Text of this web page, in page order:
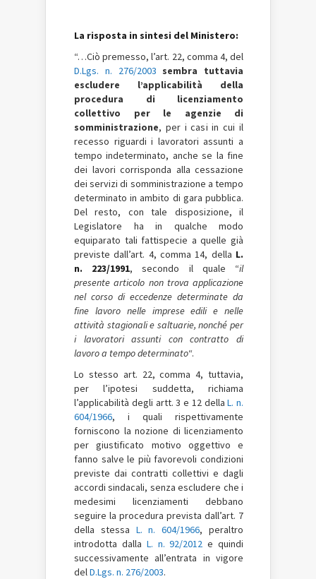
La risposta in sintesi del Ministero:
“…Ciò premesso, l’art. 22, comma 4, del
D.Lgs. n. 276/2003 sembra tuttavia
escludere l’applicabilità della
procedura di licenziamento
collettivo per le agenzie di
somministrazione, per i casi in cui il
recesso riguardi i lavoratori assunti a
tempo indeterminato, anche se la fine
dei lavori corrisponda alla cessazione
dei servizi di somministrazione a tempo
determinato in ambito di gara pubblica.
Del resto, con tale disposizione, il
Legislatore ha in qualche modo
equiparato tali fattispecie a quelle già
previste dall’art. 4, comma 14, della L.
n. 223/1991, secondo il quale “il
presente articolo non trova applicazione
nel corso di eccedenze determinate da
fine lavoro nelle imprese edili e nelle
attività stagionali e saltuarie, nonché per
i lavoratori assunti con contratto di
lavoro a tempo determinato“.
Lo stesso art. 22, comma 4, tuttavia,
per l’ipotesi suddetta, richiama
l’applicabilità degli artt. 3 e 12 dellaL. n.
604/1966, i quali rispettivamente
forniscono la nozione di licenziamento
per giustificato motivo oggettivo e
fanno salve le più favorevoli condizioni
previste dai contratti collettivi e dagli
accordi sindacali, senza escludere che i
medesimi licenziamenti debbano
seguire la procedura prevista dall’art. 7
della stessa L. n. 604/1966, peraltro
introdotta dalla L. n. 92/2012e quindi
successivamente all’entrata in vigore
delD.Lgs. n. 276/2003.